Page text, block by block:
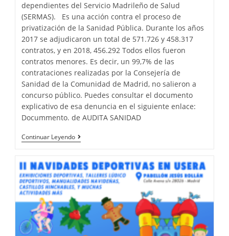
dependientes del Servicio Madrileño de Salud
(SERMAS). Es una acción contra el proceso de
privatización de la Sanidad Pública. Durante los años
2017 se adjudicaron un total de 571.726 y 458.317
contratos, y en 2018, 456.292 Todos ellos fueron
contratos menores. Es decir, un 99,7% de las
contrataciones realizadas por la Consejería de
Sanidad de la Comunidad de Madrid, no salieron a
concurso público. Puedes consultar el documento
explicativo de esa denuncia en el siguiente enlace:
Docummento. de AUDITA SANIDAD
Continuar Leyendo